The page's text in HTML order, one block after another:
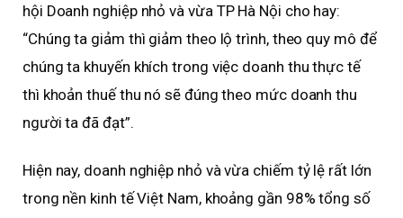
hội Doanh nghiệp nhỏ và vừa TP Hà Nội cho hay:
“Chúng ta giảm thì giảm theo lộ trình, theo quy mô để
chúng ta khuyến khích trong việc doanh thu thực tế
thì khoản thuế thu nó sẽ đúng theo mức doanh thu
người ta đã đạt”.
Hiện nay, doanh nghiệp nhỏ và vừa chiếm tỷ lệ rất lớn
trong nền kinh tế Việt Nam, khoảng gần 98% tổng số